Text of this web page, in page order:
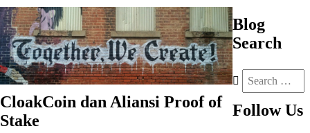
CloakCoin dan Aliansi Proof of
Stake
Blog
Search
Follow Us